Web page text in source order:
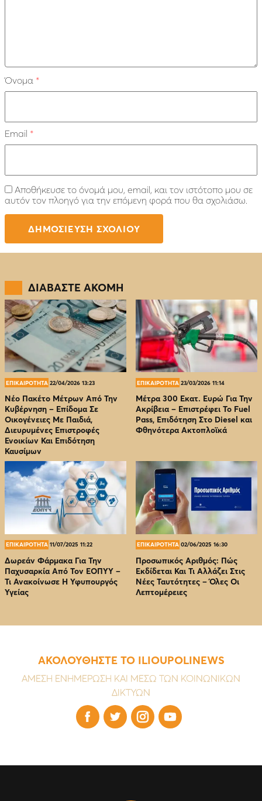
Όνομα *
Email *
Αποθήκευσε το όνομά μου, email, και τον ιστότοπο μου σε
αυτόν τον πλοηγό για την επόμενη φορά που θα σχολιάσω.
ΔΙΑΒΑΣΤΕ ΑΚΟΜΗ
ΕΠΙΚΑΙΡΟΤΗΤΑ 22/04/2026 13:23
Νέο Πακέτο Μέτρων Από Την
Κυβέρνηση – Επίδομα Σε
Οικογένειες Με Παιδιά,
Διευρυμένες Επιστροφές
Ενοικίων Και Επιδότηση
Καυσίμων
ΕΠΙΚΑΙΡΟΤΗΤΑ 23/03/2026 11:14
Μέτρα 300 Εκατ. Ευρώ Για Την
Ακρίβεια – Επιστρέφει Το Fuel
Pass, Επιδότηση Στο Diesel και
Φθηνότερα Ακτοπλοϊκά
ΕΠΙΚΑΙΡΟΤΗΤΑ 11/07/2025 11:22
Δωρεάν Φάρμακα Για Την
Παχυσαρκία Από Τον EOΠΥΥ –
Τι Ανακοίνωσε Η Υφυπουργός
Υγείας
ΕΠΙΚΑΙΡΟΤΗΤΑ 02/06/2025 16:30
Προσωπικός Αριθμός: Πώς
Εκδίδεται Και Τι Αλλάζει Στις
Νέες Ταυτότητες – Όλες Οι
Λεπτομέρειες
ΑΚΟΛΟΥΘΗΣΤΕ ΤΟ ILIOUPOLINEWS
ΑΜΕΣΗ ΕΝΗΜΕΡΩΣΗ ΚΑΙ ΜΕΣΩ ΤΩΝ ΚΟΙΝΩΝΙΚΩΝ
ΔΙΚΤΥΩΝ
   